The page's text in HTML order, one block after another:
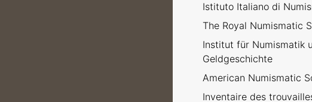
Istituto Italiano di
The Royal Numismatic
Institut für Numismatik
Geldgeschichte
American Numismatic
Inventaire des